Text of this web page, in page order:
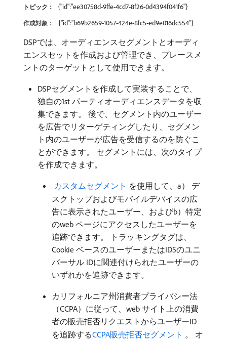
トピック： {"id":"ee30758d-9ffe-4cd7-8f26-0d4394f041f6"}
作成対象： {"id":"b69b2659-1057-424e-8fc5-ed9e016dc554"}
DSPでは、オーディエンスセグメントとオーディ
エンスセットを作成および管理でき、プレースメ
ントのターゲットとして使用できます。
DSPセグメントを作成して実装することで、
独自の1st パーティオーディエンスデータを収
集できます。 後で、セグメント内のユーザー
を広告でリターゲティングしたり、セグメン
ト内のユーザーが広告を受信するのを防ぐこ
とができます。 セグメントには、次のタイプ
を作成できます。
​ カスタムセグメント ​ を使用して、a） デ
スクトップおよびモバイルデバイスの広
告に表示されたユーザー、およびb）特定
のweb ページにアクセスしたユーザーを
追跡できます。 トラッキングタグは、
Cookie ベースのユーザーまたはID5のユニ
バーサル IDに関連付けられたユーザーの
いずれかを追跡できます。
カリフォルニア州消費者プライバシー法
（CCPA）に従って、web サイト上の消費
者の販売拒否リクエストからユーザーID
を追跡するCCPA販売拒否セグメント ​ 。 オ